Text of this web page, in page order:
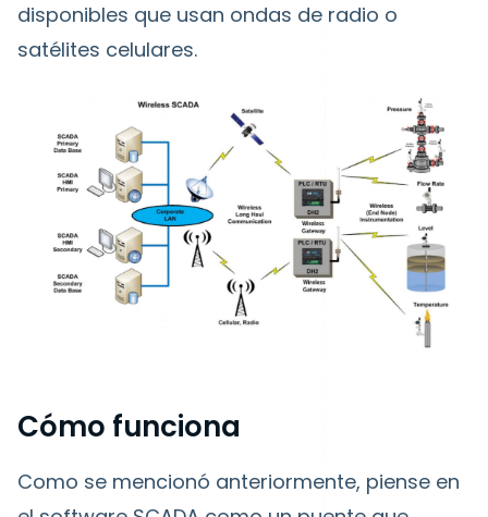
disponibles que usan ondas de radio o
satélites celulares.
Cómo funciona
Como se mencionó anteriormente, piense en